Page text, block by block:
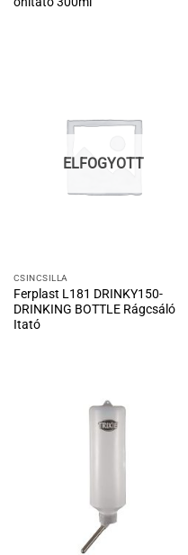
ELFOGYOTT
CSINCSILLA
Ferplast L181 DRINKY150-
DRINKING BOTTLE Rágcsáló
Itató